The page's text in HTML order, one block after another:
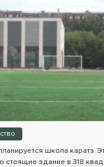
школа каратэ.
стоящие здание в 318